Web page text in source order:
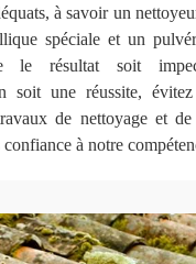
à savoir un
spéciale et un
le résultat soit
soit une réussite,
de nettoyage et de
à notre